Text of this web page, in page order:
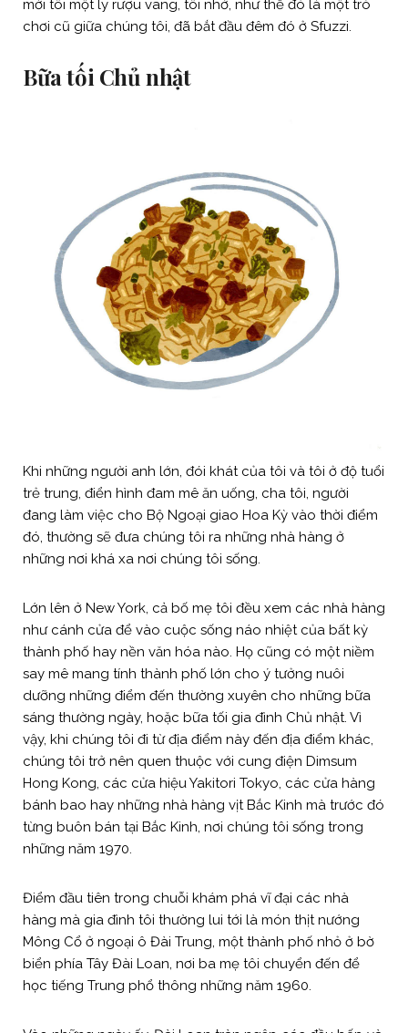
mời tôi một ly rượu vang, tôi nhớ, như thể đó là một trò
chơi cũ giữa chúng tôi, đã bắt đầu đêm đó ở Sfuzzi.
Bữa tối Chủ nhật
Khi những người anh lớn, đói khát của tôi và tôi ở độ tuổi
trẻ trung, điển hình đam mê ăn uống, cha tôi, người
đang làm việc cho Bộ Ngoại giao Hoa Kỳ vào thời điểm
đó, thường sẽ đưa chúng tôi ra những nhà hàng ở
những nơi khá xa nơi chúng tôi sống.
Lớn lên ở New York, cả bố mẹ tôi đều xem các nhà hàng
như cánh cửa để vào cuộc sống náo nhiệt của bất kỳ
thành phố hay nền văn hóa nào. Họ cũng có một niềm
say mê mang tính thành phố lớn cho ý tưởng nuôi
dưỡng những điểm đến thường xuyên cho những bữa
sáng thường ngày, hoặc bữa tối gia đình Chủ nhật. Vì
vậy, khi chúng tôi đi từ địa điểm này đến địa điểm khác,
chúng tôi trở nên quen thuộc với cung điện Dimsum
Hong Kong, các cửa hiệu Yakitori Tokyo, các cửa hàng
bánh bao hay những nhà hàng vịt Bắc Kinh mà trước đó
từng buôn bán tại Bắc Kinh, nơi chúng tôi sống trong
những năm 1970.
Điểm đầu tiên trong chuỗi khám phá vĩ đại các nhà
hàng mà gia đình tôi thường lui tới là món thịt nướng
Mông Cổ ở ngoại ô Đài Trung, một thành phố nhỏ ở bờ
biển phía Tây Đài Loan, nơi ba mẹ tôi chuyển đến để
học tiếng Trung phổ thông những năm 1960.